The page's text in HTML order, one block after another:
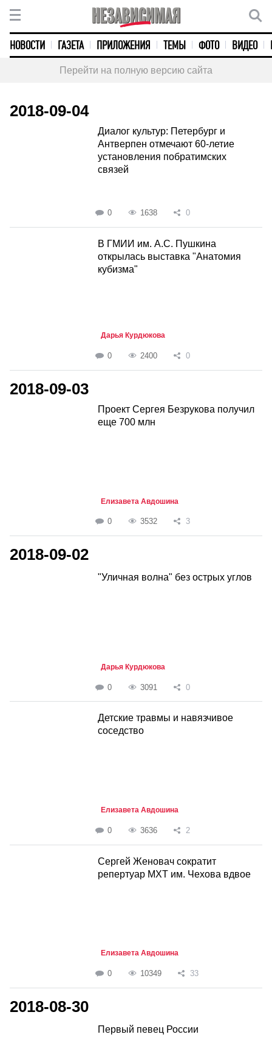
НОВОСТИ ГАЗЕТА ПРИЛОЖЕНИЯ ТЕМЫ ФОТО ВИДЕО
Перейти на полную версию сайта
2018-09-04
Диалог культур: Петербург и
Антверпен отмечают 60-летие
установления побратимских
связей
0 1638 0
В ГМИИ им. А.С. Пушкина
открылась выставка "Анатомия
кубизма"
Дарья Курдюкова
0 2400 0
2018-09-03
Проект Сергея Безрукова получил
еще 700 млн
Елизавета Авдошина
0 3532 3
2018-09-02
"Уличная волна" без острых углов
Дарья Курдюкова
0 3091 0
Детские травмы и навязчивое
соседство
Елизавета Авдошина
0 3636 2
Сергей Женовач сократит
репертуар МХТ им. Чехова вдвое
Елизавета Авдошина
0 10349 33
2018-08-30
Первый певец России